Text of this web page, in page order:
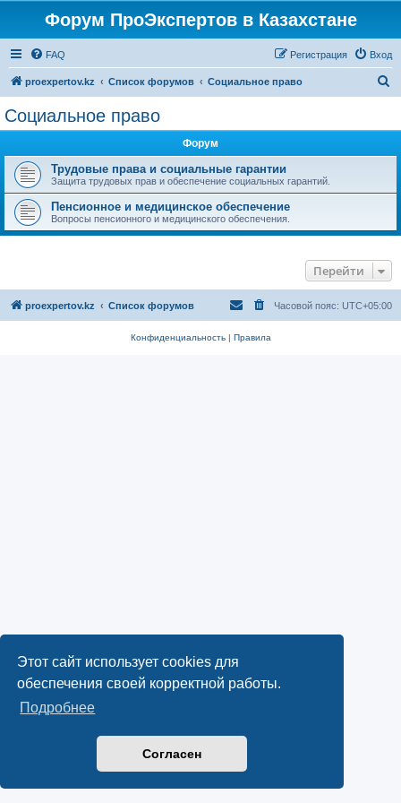
Этот сайт использует cookies для
обеспечения своей корректной работы.
Подробнее
Согласен
Форум ПроЭкспертов в Казахстане
FAQ Вход
Регистрация
proexpertov.kz Список форумов Социальное право
Социальное право
Форум
Трудовые права и социальные гарантии
Защита трудовых прав и обеспечение социальных гарантий.
Пенсионное и медицинское обеспечение
Вопросы пенсионного и медицинского обеспечения.
Перейти
proexpertov.kz Список форумов Часовой пояс: UTC+05:00
Конфиденциальность| Правила